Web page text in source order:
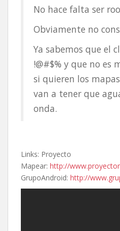
No hace falta ser
Obviamente no
Ya sabemos que el
!@#$% y que no es
si quieren los
van a tener que
onda.
Links: Proyecto
Mapear: http://
GrupoAndroid: http://